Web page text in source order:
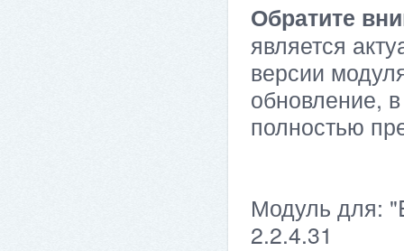
Обратите
является
версии
обновление,
полностью
Модуль для:
2.2.4.31